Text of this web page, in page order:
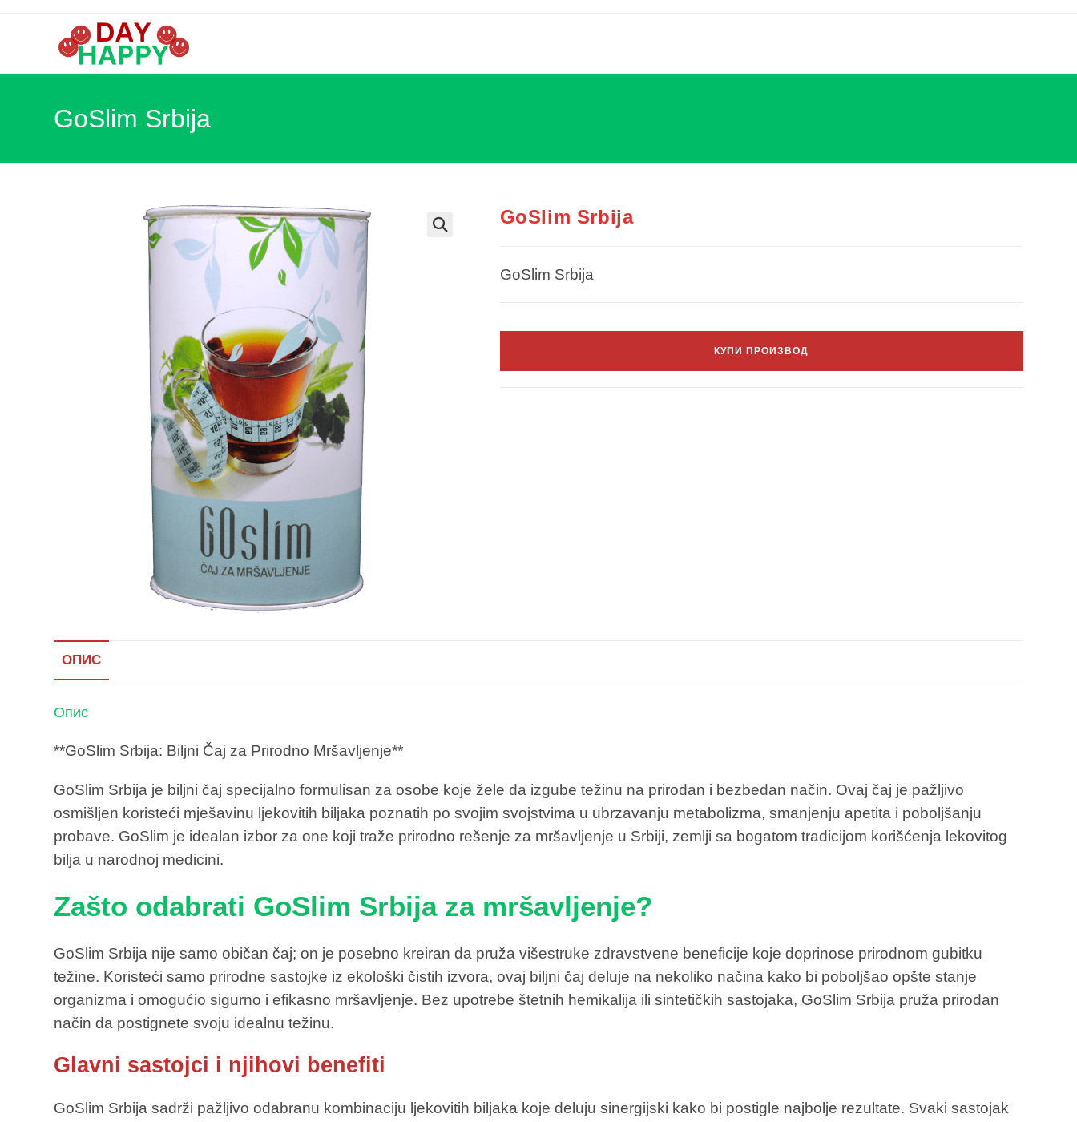
GoSlim Srbija
GoSlim Srbija
GoSlim Srbija
КУПИ ПРОИЗВОД
ОПИС
Опис
**GoSlim Srbija: Biljni Čaj za Prirodno Mršavljenje**
GoSlim Srbija je biljni čaj specijalno formulisan za osobe koje žele da izgube težinu na prirodan i bezbedan način. Ovaj čaj je pažljivo
osmišljen koristeći mješavinu ljekovitih biljaka poznatih po svojim svojstvima u ubrzavanju metabolizma, smanjenju apetita i poboljšanju
probave. GoSlim je idealan izbor za one koji traže prirodno rešenje za mršavljenje u Srbiji, zemlji sa bogatom tradicijom korišćenja lekovitog
bilja u narodnoj medicini.
Zašto odabrati GoSlim Srbija za mršavljenje?
GoSlim Srbija nije samo običan čaj; on je posebno kreiran da pruža višestruke zdravstvene beneficije koje doprinose prirodnom gubitku
težine. Koristeći samo prirodne sastojke iz ekološki čistih izvora, ovaj biljni čaj deluje na nekoliko načina kako bi poboljšao opšte stanje
organizma i omogućio sigurno i efikasno mršavljenje. Bez upotrebe štetnih hemikalija ili sintetičkih sastojaka, GoSlim Srbija pruža prirodan
način da postignete svoju idealnu težinu.
Glavni sastojci i njihovi benefiti
GoSlim Srbija sadrži pažljivo odabranu kombinaciju ljekovitih biljaka koje deluju sinergijski kako bi postigle najbolje rezultate. Svaki sastojak